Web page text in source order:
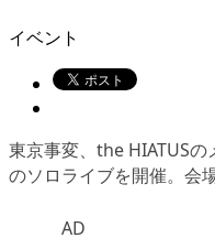
イベント
東京事変、the HIATUS
のソロライブを開催。会
AD